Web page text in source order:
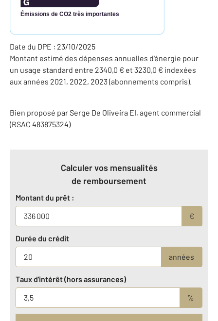
Émissions de CO2 très importantes
Date du DPE : 23/10/2025
Montant estimé des dépenses annuelles d'énergie pour
un usage standard entre 2340,0 € et 3230,0 € indexées
aux années 2021, 2022, 2023 (abonnements compris).
Bien proposé parSerge De Oliveira EI, agent commercial
(RSAC 483875324)
Calculer vos mensualités
de remboursement
Montant du prêt :
€
Durée du crédit
années
Taux d'intérêt (hors assurances)
%